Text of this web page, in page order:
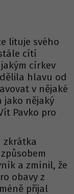
lituje svého
cítí
církev
hlavu od
v nějaké
jako nějaký
Pavko pro
zkrátka
a zmínil, že
obavy z
přijal